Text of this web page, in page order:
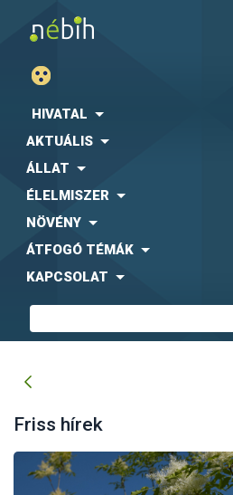
HIVATAL
AKTUÁLIS
ÁLLAT
ÉLELMISZER
NÖVÉNY
ÁTFOGÓ TÉMÁK
KAPCSOLAT
Friss hírek